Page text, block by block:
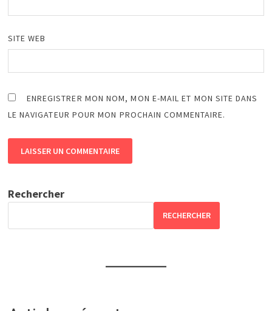
SITE WEB
ENREGISTRER MON NOM, MON E-MAIL ET MON SITE DANS
LE NAVIGATEUR POUR MON PROCHAIN COMMENTAIRE.
Rechercher
RECHERCHER